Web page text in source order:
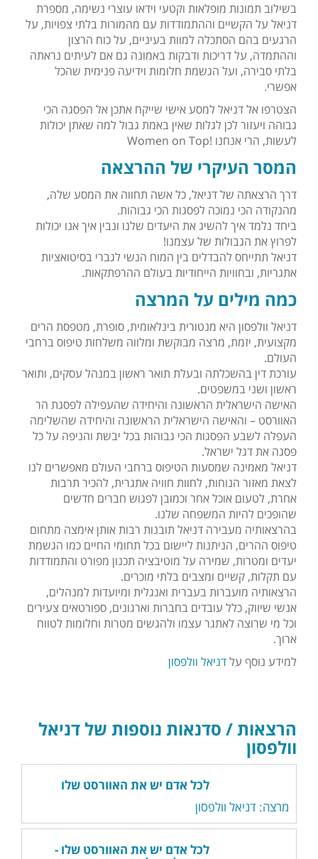
בשילוב תמונות מופלאות וקטעי וידאו עוצרי נשימה, מספרת
דניאל על הקשיים וההתמודדות עם מהמורות בלתי צפויות, על
הרגעים בהם הסתכלה למוות בעיניים, על כוח הרצון
וההתמדה, על דריכות ודבקות באמונה גם אם לעיתים נראתה
בלתי סבירה, ועל הגשמת חלומות וידיעה פנימית שהכל
אפשרי.
הצטרפו אל דניאל למסע אישי שייקח אתכן אל הפסגה הכי
גבוהה ויעזור לכן לגלות שאין באמת גבול למה שאתן יכולות
לעשות, הרי אנחנו !Women on Top
המסר העיקרי של ההרצאה
דרך הרצאתה של דניאל, כל אשה תחווה את המסע שלה,
מהנקודה הכי נמוכה לפסגות הכי גבוהות.
ביחד נלמד איך להשיג את היעדים שלנו ונבין איך אנו יכולות
לפרוץ את הגבולות של עצמנו!
דניאל תתייחס להבדלים בין המוח הנשי לגברי בסיטואציות
אתגריות, ובחוויות הייחודיות בעולם ההרפתקאות.
כמה מילים על המרצה
דניאל וולפסון היא מנטורית בינלאומית, סופרת, מטפסת הרים
מקצועית, יזמת, מרצה מבוקשת ומלווה משלחות טיפוס ברחבי
העולם.
עורכת דין בהשכלתה ובעלת תואר ראשון במנהל עסקים, ותואר
ראשון ושני במשפטים.
האישה הישראלית הראשונה והיחידה שהעפילה לפסגת הר
האוורסט – והאישה הישראלית הראשונה והיחידה שהשלימה
העפלה לשבע הפסגות הכי גבוהות בכל יבשת והניפה על כל
פסגה את דגל ישראל.
דניאל מאמינה שמסעות הטיפוס ברחבי העולם מאפשרים לנו
לצאת מאזור הנוחות, לחוות חוויה אתגרית, להכיר תרבות
אחרת, לטעום אוכל אחר וכמובן לפגוש חברים חדשים
שהופכים להיות המשפחה שלנו.
בהרצאותיה מעבירה דניאל תובנות רבות אותן אימצה מתחום
טיפוס ההרים, הניתנות ליישום בכל תחומי החיים כמו הגשמת
יעדים ומטרות, שמירה על מוטיבציה תכנון מפורט והתמודדות
עם תקלות, קשיים ומצבים בלתי מוכרים.
הרצאותיה מועברות בעברית ואנגלית ומיועדות למנהלים,
אנשי שיווק, כלל עובדים בחברות וארגונים, ספורטאים צעירים
וכל מי שרוצה לאתגר עצמו ולהגשים מטרות וחלומות לטווח
ארוך.
למידע נוסף עלדניאל וולפסון
הרצאות / סדנאות נוספות של דניאל
וולפסון
לכל אדם יש את האוורסט שלו
מרצה: דניאל וולפסון
לכל אדם יש את האוורסט שלו -